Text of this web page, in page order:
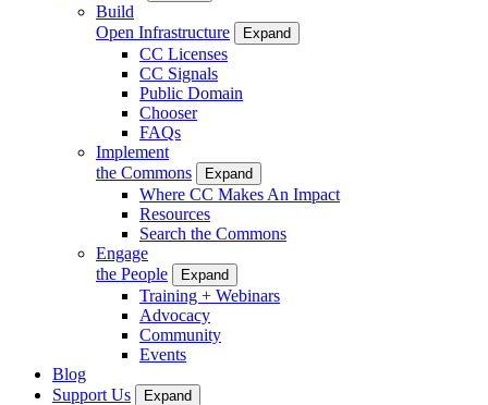
Build
Open Infrastructure
Expand
CC Licenses
CC Signals
Public Domain
Chooser
FAQs
Implement
the Commons
Expand
Where CC Makes An Impact
Resources
Search the Commons
Engage
the People
Expand
Training + Webinars
Advocacy
Community
Events
Blog
Support Us
Expand